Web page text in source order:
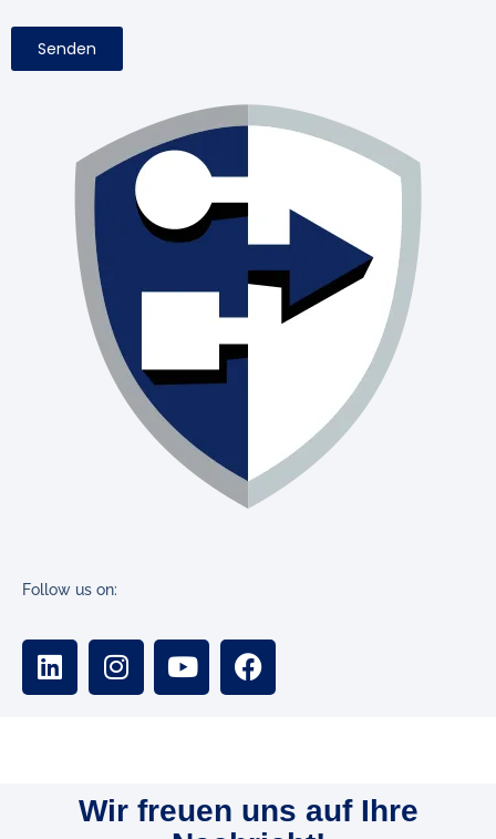
Senden
Follow us on:
Wir freuen uns auf Ihre